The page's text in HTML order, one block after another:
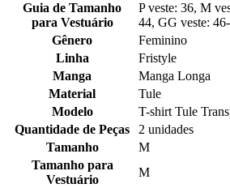
Guia de Tamanho
para Vestuário
P veste: 36, M
44, GG veste:
Gênero
Feminino
Linha
Fristyle
Manga
Manga Longa
Material
Tule
Modelo
T-shirt Tule
Quantidade de Peças
2 unidades
Tamanho
M
Tamanho para
Vestuário
M